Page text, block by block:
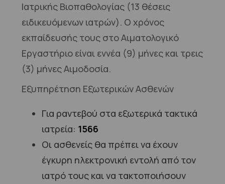
Ιατρικής Βιοπαθολογίας (13 θέσεις
ειδικευόμενων ιατρών). Ο χρόνος
εκπαίδευσής τους στο Αιματολογικό
Εργαστήριο είναι εννέα (9) μήνες και τρεις
(3) μήνες Αιμοδοσία.
Εξυπηρέτηση Εξωτερικών Ασθενών
Για ραντεβού στα εξωτερικά τακτικά
ιατρεία: 1566
Οι ασθενείς θα πρέπει να έχουν
έγκυρη ηλεκτρονική εντολή από τον
ιατρό τους και να τακτοποιήσουν